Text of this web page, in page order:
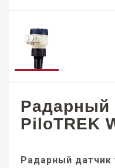
Радарный
PiloTREK
Радарный датчик